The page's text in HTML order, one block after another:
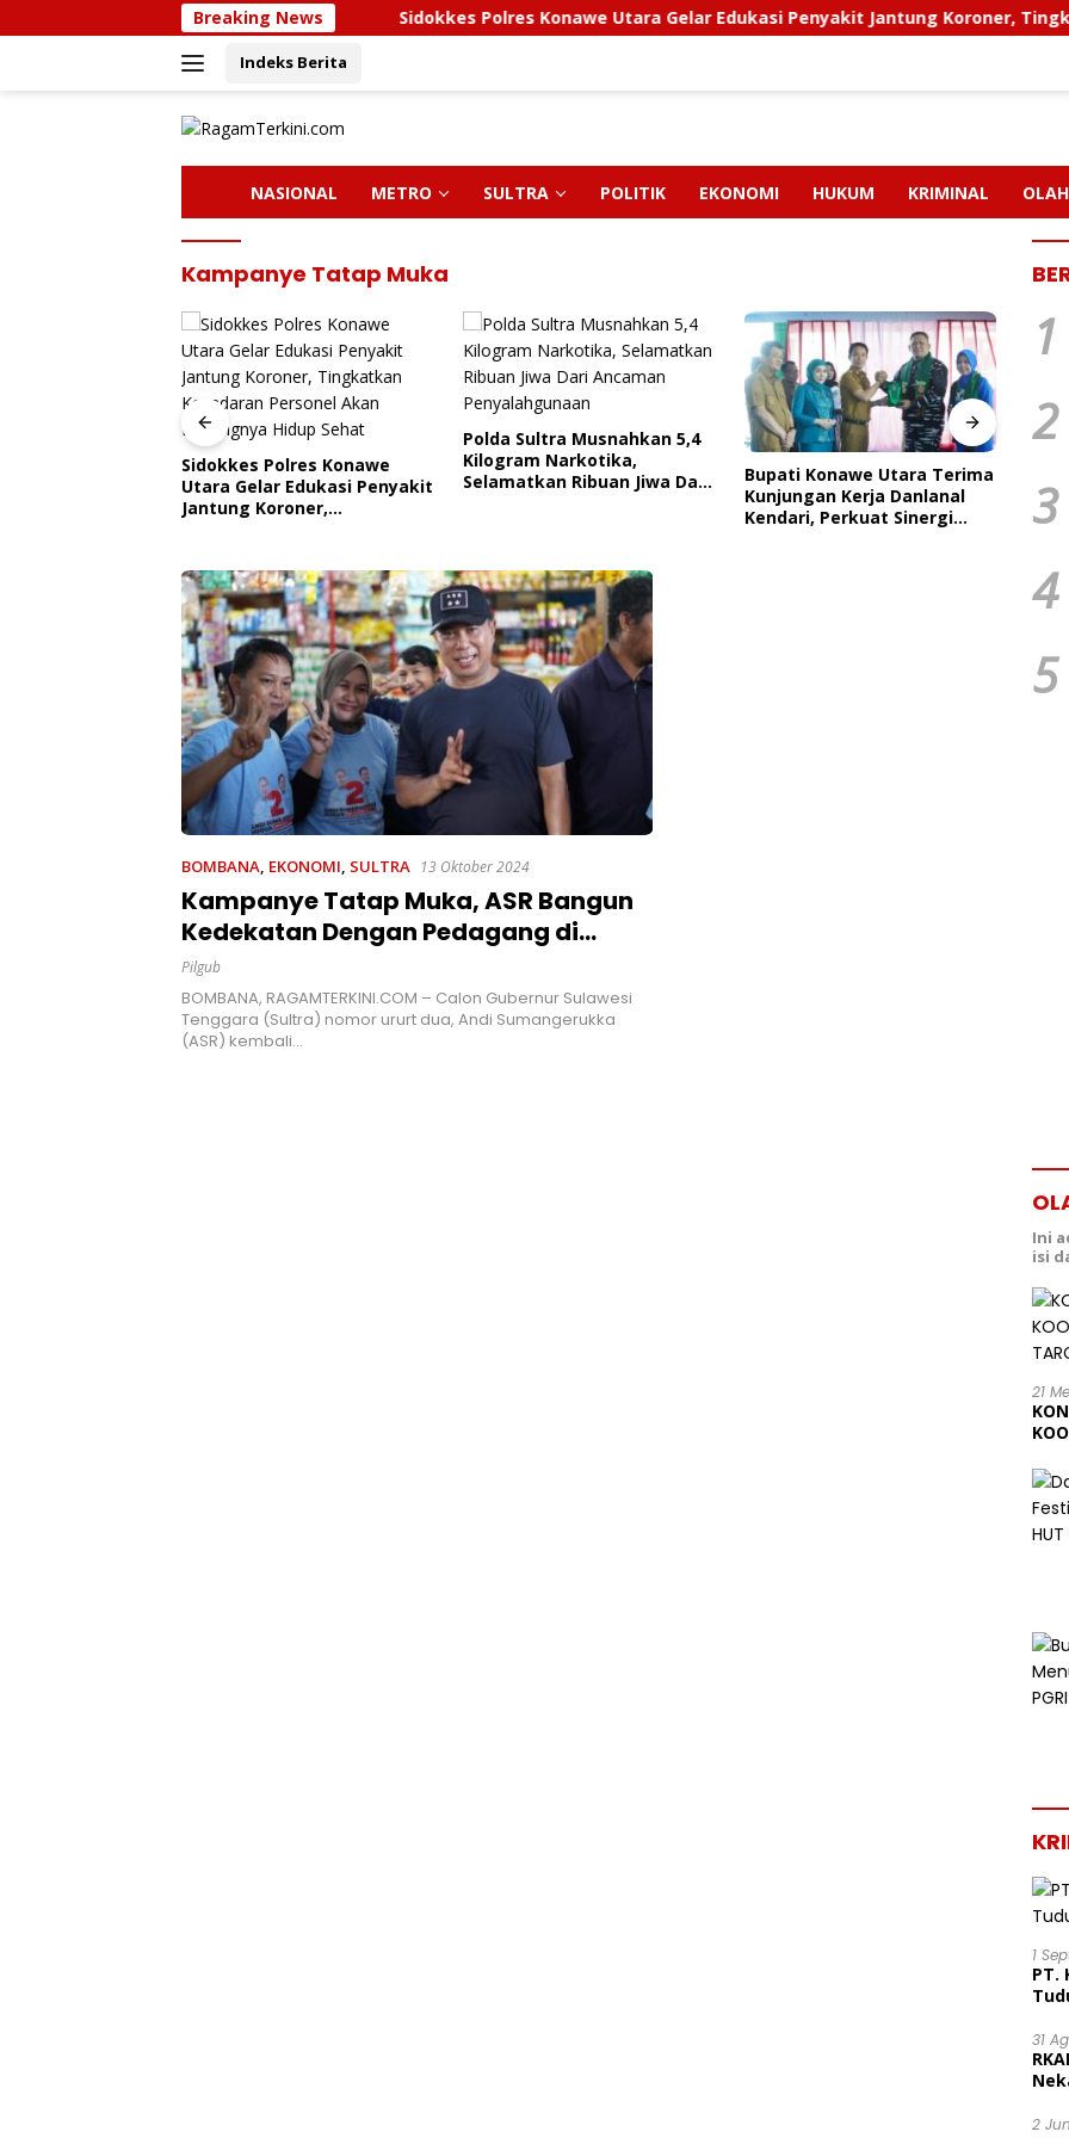
ke
Breaking NewsSidokkes Polres Konawe Utara Gelar Edukasi Penyakit Jantung Koroner, Tingkatkan
Indeks Berita
NASIONAL METRO SULTRA POLITIK EKONOMI HUKUM KRIMINAL
Kampanye Tatap Muka
Polda Sultra Musnahkan 5,4
Kilogram Narkotika,
Selamatkan Ribuan Jiwa Dari
Ancaman Penyalahgunaan
Bupati Konawe Utara Terima
Kunjungan Kerja Danlanal
FAKTA BARU KASUS CRUSHER
KONAWE UTARA: Status
Kepemilikan Sedang Diuji di
BOMBANA, EKONOMI, SULTRA 13 Oktober 2024
Kampanye Tatap Muka, ASR Bangun
Kedekatan Dengan Pedagang di
Pasar Tadoha Bombana
Pilgub
BOMBANA, RAGAMTERKINI.COM – Calon Gubernur Sulawesi
Tenggara (Sultra) nomor ururt dua, Andi Sumangerukka
(ASR) kembali…
1
2
3
4
5
Ini
isi
21
1
PT.
31
2